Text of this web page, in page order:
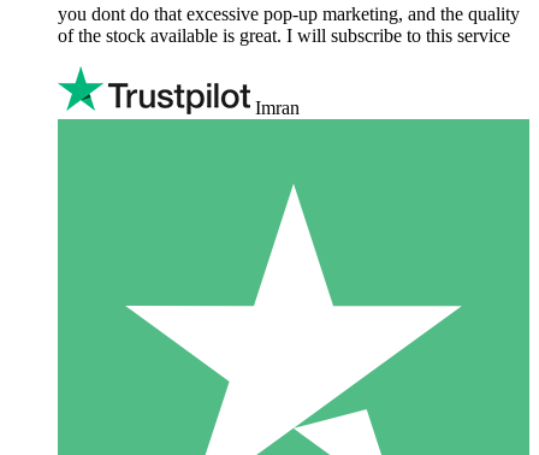
you dont do that excessive pop-up marketing, and the quality
of the stock available is great. I will subscribe to this service
Imran